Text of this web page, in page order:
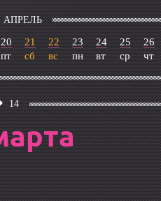
АПРЕЛЬ
пт
20
сб
21
вс
22
пн
23
вт
24
ср
25
чт
26
14